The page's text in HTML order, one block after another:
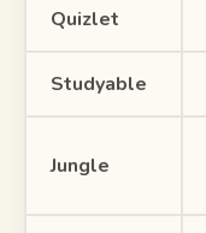
Quizlet
Studyable
Jungle